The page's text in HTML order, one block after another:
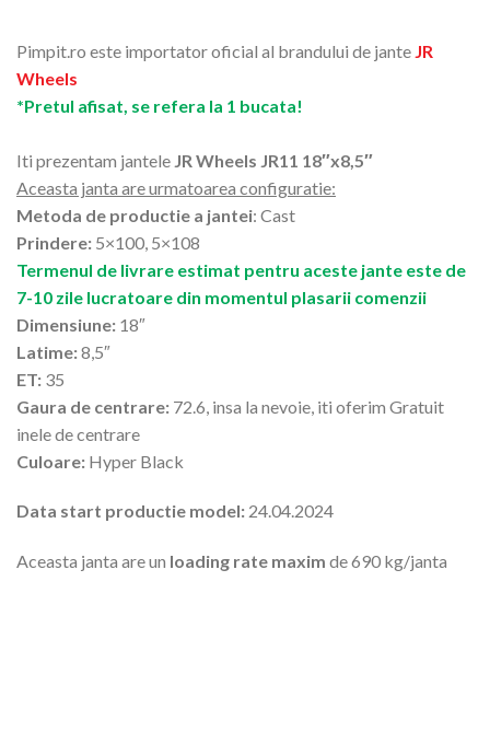
Pimpit.ro este importator oficial al brandului de jante JR
Wheels
*Pretul afisat, se refera la 1 bucata!
Iti prezentam jantele JR Wheels JR11 18″x8,5″
Aceasta janta are urmatoarea configuratie:
Metoda de productie a jantei: Cast
Prindere: 5×100, 5×108
Termenul de livrare estimat pentru aceste jante este de
7-10 zile lucratoare din momentul plasarii comenzii
Dimensiune: 18″
Latime:8,5″
ET: 35
Gaura de centrare: 72.6, insa la nevoie, iti oferim Gratuit
inele de centrare
Culoare: Hyper Black
Data start productie model: 24.04.2024
Aceasta janta are un loading rate maxim de 690 kg/janta